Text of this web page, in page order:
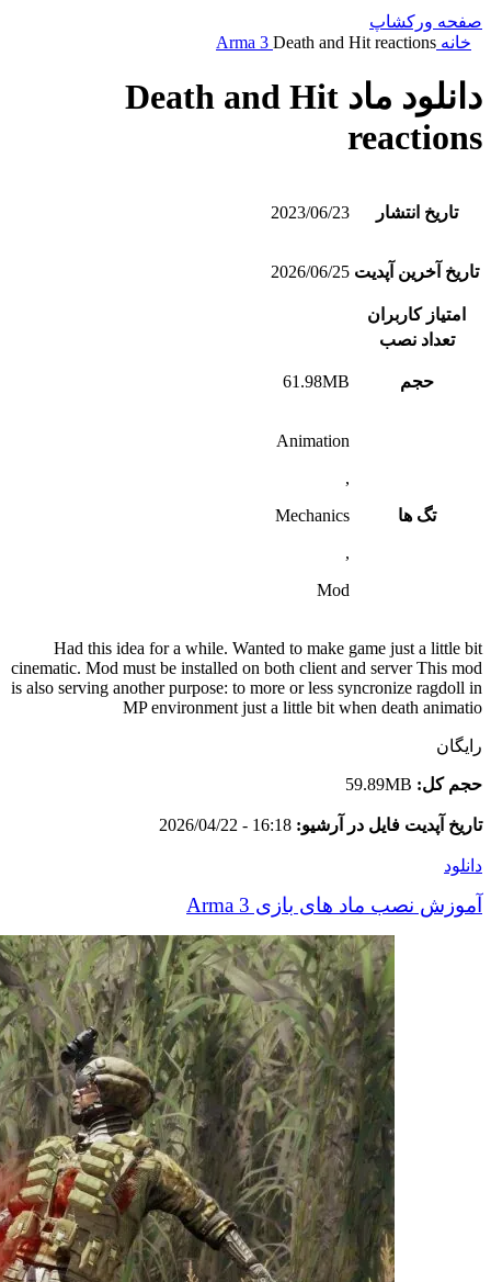
صفحه ورکشاپ
خانه
Arma 3 Death and Hit reactions
دانلود ماد Death and Hit
reactions
تاریخ انتشار 2023/06/23
تاریخ آخرین آپدیت 2026/06/25
امتیاز کاربران
تعداد نصب
حجم 61.98MB
تگ ها
Animation
,
Mechanics
,
Mod
Had this idea for a while. Wanted to make game just a little bit
cinematic. Mod must be installed on both client and server This mod
is also serving another purpose: to more or less syncronize ragdoll in
MP environment just a little bit when death animatio
رایگان
حجم کل: 59.89MB
تاریخ آپدیت فایل در آرشیو: 16:18 - 2026/04/22
دانلود
آموزش نصب ماد های بازی Arma 3